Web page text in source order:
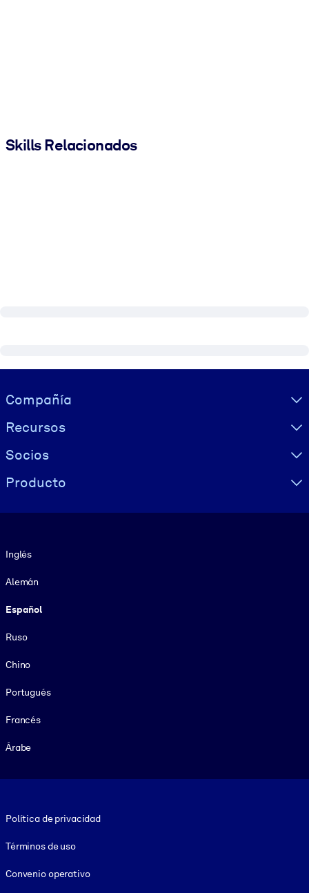
Skills Relacionados
Visually hidden Text
Compañía
Recursos
Socios
Producto
Inglés
Alemán
Español
Ruso
Chino
Portugués
Francés
Árabe
Política de privacidad
Términos de uso
Convenio operativo